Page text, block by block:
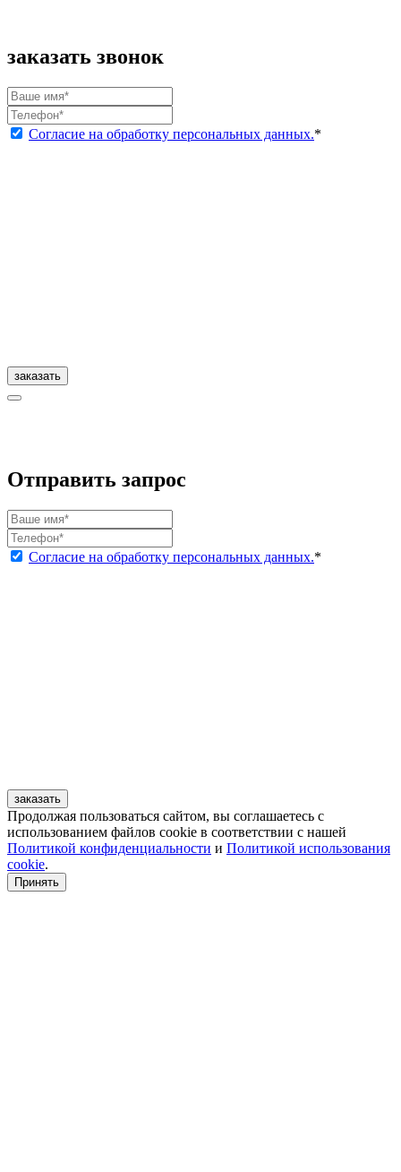
заказать звонок
Согласие на обработку персональных данных.*
заказать
Отправить запрос
Согласие на обработку персональных данных.*
заказать
Продолжая пользоваться сайтом, вы соглашаетесь с
использованием файлов cookie в соответствии с нашей
Политикой конфиденциальности и Политикой использования
cookie.
Принять